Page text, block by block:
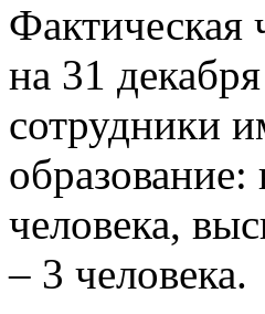
Фактическая
на 31
сотрудники
человека,
– 3 человека.